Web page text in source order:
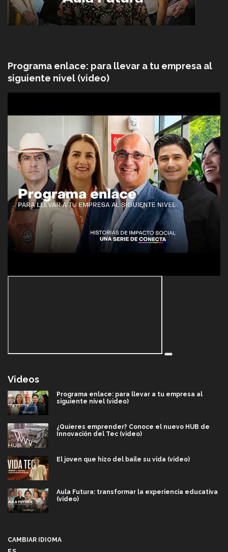
Programa enlace: para llevar a tu empresa al
siguiente nivel (video)
Videos
Programa enlace: para llevar a tu empresa al
siguiente nivel (video)
¿Quieres emprender? Conoce el nuevo HUB de
Innovación del Tec (video)
El joven que hizo del baile su vida (video)
Aula Futura: transformar la experiencia educativa
(video)
CAMBIAR IDIOMA